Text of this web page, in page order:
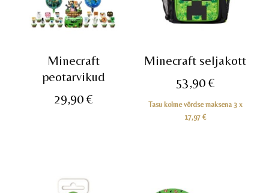
Minecraft
peotarvikud
29,90€
Minecraft seljakott
53,90 €
Tasu kolme võrdse maksena 3 x
17,97€